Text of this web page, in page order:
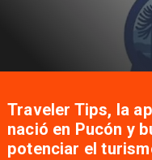
Traveler Tips, la
nació en Pucón y
potenciar el